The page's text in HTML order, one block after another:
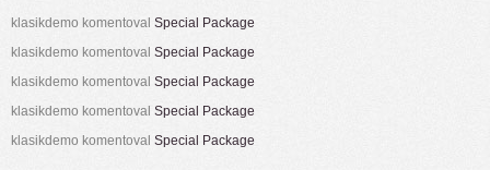
klasikdemo komentoval Special Package
klasikdemo komentoval Special Package
klasikdemo komentoval Special Package
klasikdemo komentoval Special Package
klasikdemo komentoval Special Package